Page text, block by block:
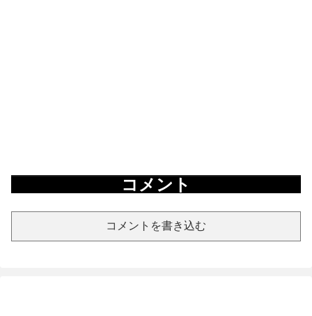
コメント
コメントを書き込む